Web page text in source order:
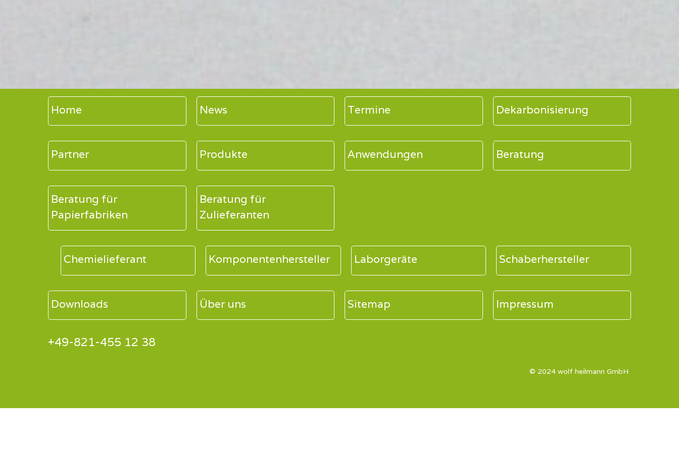
Home News Termine Dekarbonisierung
Partner Produkte Anwendungen Beratung
Beratung für
Papierfabriken
Beratung für
Zulieferanten
Chemielieferant Komponentenhersteller Laborgeräte Schaberhersteller
Downloads Über uns Sitemap Impressum
+49-821-455 12 38
© 2024 wolf heilmann GmbH